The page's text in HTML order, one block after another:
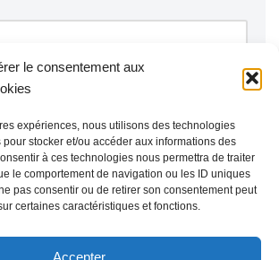
le consentement aux
expériences, nous utilisons des technologies
stocker et/ou accéder aux informations des
à ces technologies nous permettra de traiter
le comportement de navigation ou les ID uniques
pas consentir ou de retirer son consentement peut
certaines caractéristiques et fonctions.
Accepter